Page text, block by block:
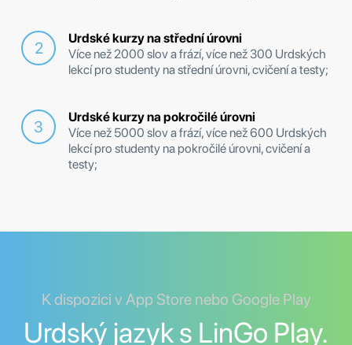
Urdské kurzy na střední úrovni
Více než 2000 slov a frází, více než 300 Urdských
lekcí pro studenty na střední úrovni, cvičení a testy;
Urdské kurzy na pokročilé úrovni
Více než 5000 slov a frází, více než 600 Urdských
lekcí pro studenty na pokročilé úrovni, cvičení a
testy;
K dispozici v App Store nebo Google Play
Urdský jazyk s LinGo Play.